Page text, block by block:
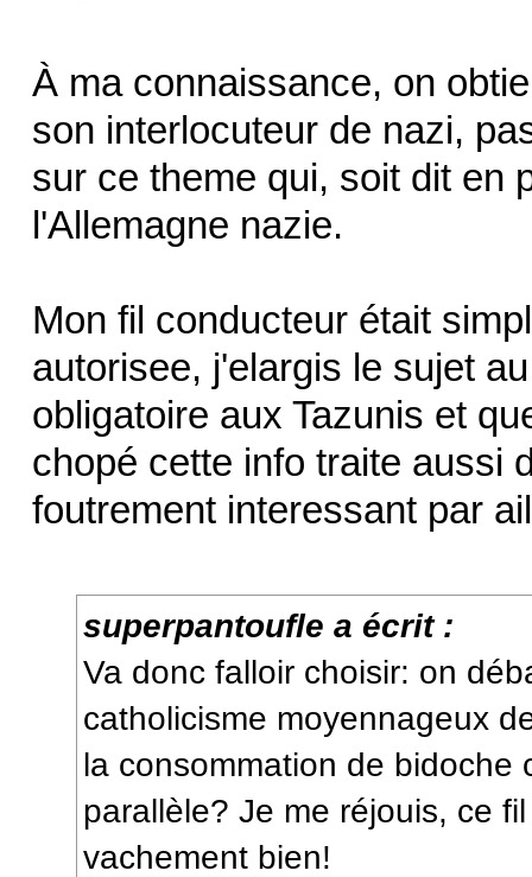
À ma connaissance, on
son interlocuteur de nazi,
sur ce theme qui, soit dit en
l'Allemagne nazie.
Mon fil conducteur était
autorisee, j'elargis le sujet
obligatoire aux Tazunis et
chopé cette info traite aussi
foutrement interessant par
superpantoufle a écrit :
Va donc falloir choisir: on
catholicisme moyennageux
la consommation de bidoche
parallèle? Je me réjouis, ce
vachement bien!